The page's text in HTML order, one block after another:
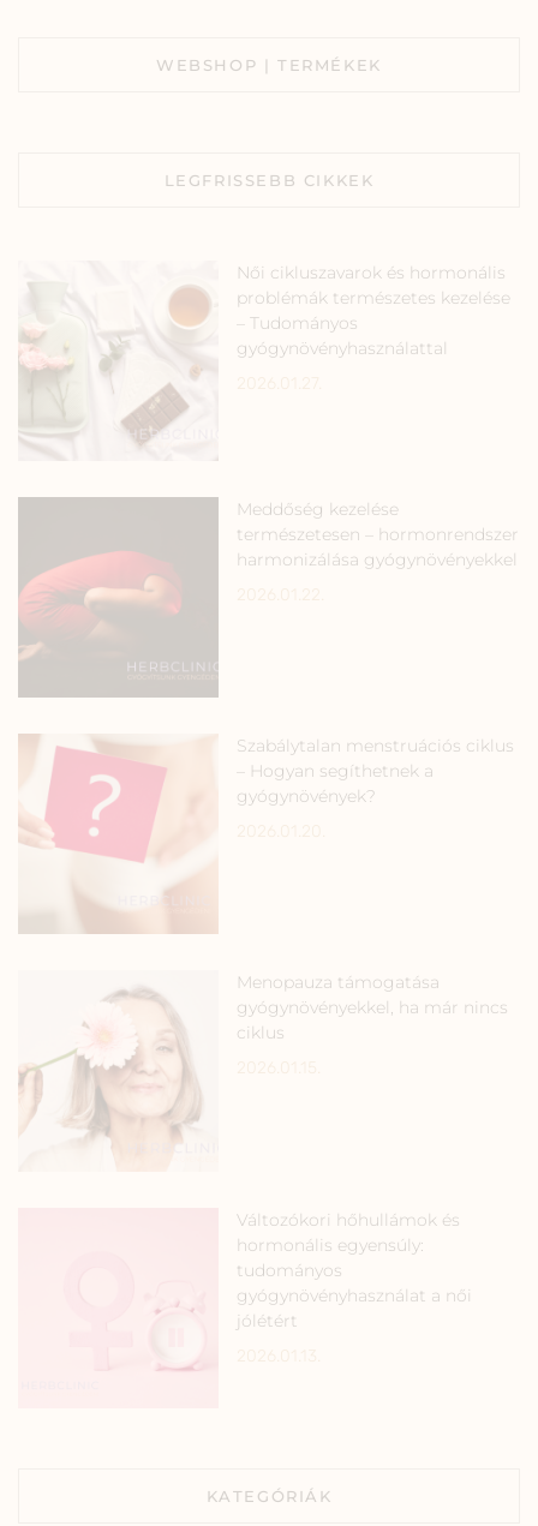
WEBSHOP | TERMÉKEK
LEGFRISSEBB CIKKEK
Női cikluszavarok és hormonális
problémák természetes kezelése
– Tudományos
gyógynövényhasználattal
Meddőség kezelése
természetesen – hormonrendszer
harmonizálása gyógynövényekkel
Szabálytalan menstruációs ciklus
– Hogyan segíthetnek a
gyógynövények?
Menopauza támogatása
gyógynövényekkel, ha már nincs
ciklus
Változókori hőhullámok és
hormonális egyensúly:
tudományos
gyógynövényhasználat a női
jólétért
KATEGÓRIÁK